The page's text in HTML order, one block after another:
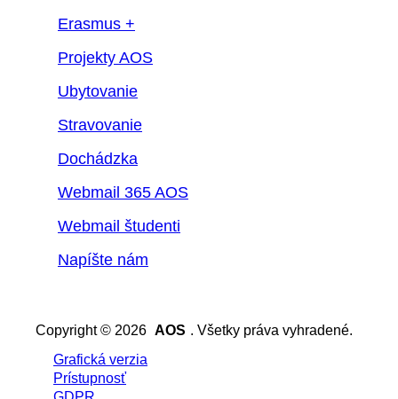
Erasmus +
Projekty AOS
Ubytovanie
Stravovanie
Dochádzka
Webmail 365 AOS
Webmail študenti
Napíšte nám
Copyright © 2026 AOS . Všetky práva vyhradené.
Grafická verzia
Prístupnosť